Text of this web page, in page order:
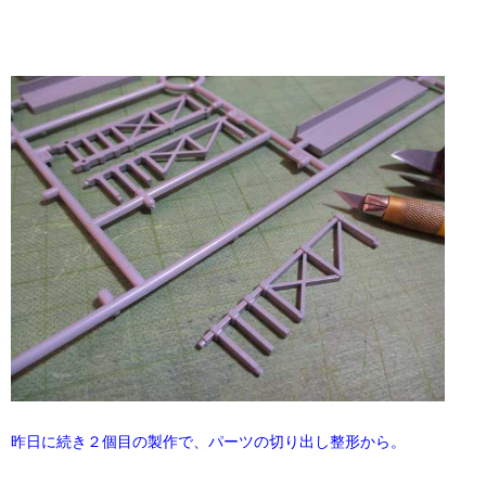
昨日に続き２個目の製作で、パーツの切り出し整形から。